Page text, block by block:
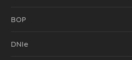
BOP
DNIe